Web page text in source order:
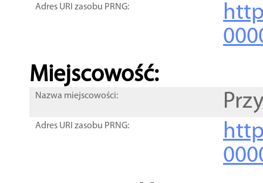
Adres URI zasobu PRNG:
Miejscowość:
Nazwa miejscowości:
Adres URI zasobu PRNG: